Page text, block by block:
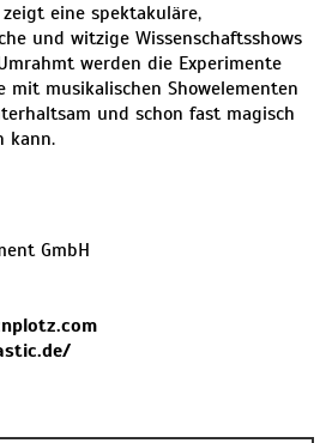
eine spektakuläre,
und witzige Wissenschaftsshows
werden die Experimente
mit musikalischen Showelementen
und schon fast magisch
kann.
GmbH